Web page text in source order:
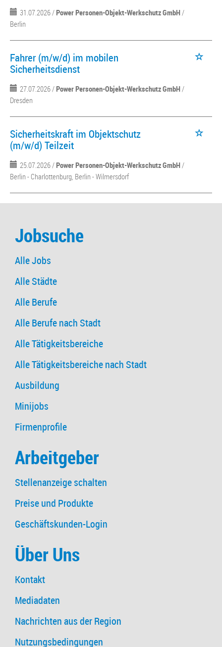
31.07.2026 /Power Personen-Objekt-Werkschutz GmbH/
Berlin
Fahrer (m/w/d) im mobilen
Sicherheitsdienst
27.07.2026 /Power Personen-Objekt-Werkschutz GmbH/
Dresden
Sicherheitskraft im Objektschutz
(m/w/d) Teilzeit
25.07.2026 /Power Personen-Objekt-Werkschutz GmbH/
Berlin - Charlottenburg, Berlin - Wilmersdorf
Jobsuche
Alle Jobs
Alle Städte
Alle Berufe
Alle Berufe nach Stadt
Alle Tätigkeitsbereiche
Alle Tätigkeitsbereiche nach Stadt
Ausbildung
Minijobs
Firmenprofile
Arbeitgeber
Stellenanzeige schalten
Preise und Produkte
Geschäftskunden-Login
Über Uns
Kontakt
Mediadaten
Nachrichten aus der Region
Nutzungsbedingungen